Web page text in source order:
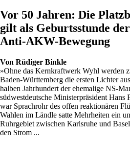
Vor 50 Jahren: Die
gilt als Geburtsstunde
Anti-AKW-Bewegung
Von Rüdiger Binkle
»Ohne das Kernkraftwerk Wyhl werden
Baden-Württemberg die ersten Lichter
halben Jahrhundert der ehemalige NS-
südwestdeutsche Ministerpräsident
war Sprachrohr des offen reaktionären
Wahlen im Ländle satte Mehrheiten ein
Ruhrgebiet zwischen Karlsruhe und
den Strom ...